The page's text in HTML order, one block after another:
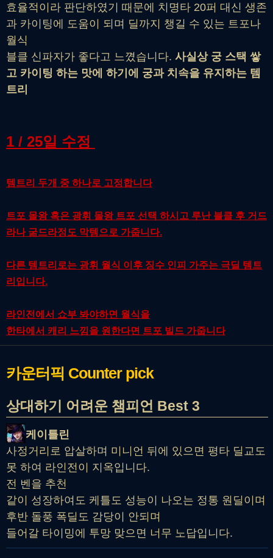
효율적이라 판단하였기 때문에 치명타 20퍼 대신 생존
과 카이팅에 도움이 되며 딜까지 챙길 수 있는 트포나
월식
블클 신파자가 좋다고 느꼈습니다. 사실상 궁 스택 쌓
고 카이팅 하는 맛에 하기에 궁과 치속을 유지하는 템
트리
1 / 25일 수정
템트리 두개 중 하나로 고정합니다
트포 몰왕 혹은 광휘 몰왕 트포 선택 하시고 루난 블클 후 거드
라나 굶드라정도 막템으로 가줍니다.
다른 템트리로는 광휘 월식 이후 징수 인피 가주는 극딜 템트
리입니다.
라인전에서 쇼부 봐야하면 월식을
한타에서 캐리 느낌을 원한다면 트포 빌드 가줍니다
카운터픽 Counter pick
상대하기 어려운 챔피언 Best 3
케이틀린
사정거리로 압살하며 미니언 뒤에 있으면 평타 딜교도
못 하여 라인전이 지옥입니다.
전 벤을 추천
같이 성장하여도 케틀도 성능이 나오는 정통 원딜이며
후반 돌풍 폭딜도 감당이 안되며
들어갈 타이밍에 투망 맞으면 너무 노답입니다.